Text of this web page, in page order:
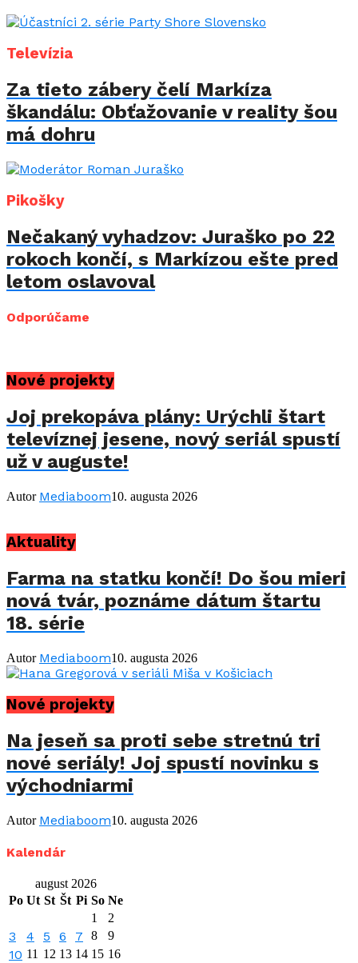
Televízia
Za tieto zábery čelí Markíza
škandálu: Obťažovanie v reality šou
má dohru
Pikošky
Nečakaný vyhadzov: Juraško po 22
rokoch končí, s Markízou ešte pred
letom oslavoval
Odporúčame
Nové projekty
Joj prekopáva plány: Urýchli štart
televíznej jesene, nový seriál spustí
už v auguste!
Autor Mediaboom10. augusta 2026
Aktuality
Farma na statku končí! Do šou mieri
nová tvár, poznáme dátum štartu
18. série
Autor Mediaboom10. augusta 2026
Nové projekty
Na jeseň sa proti sebe stretnú tri
nové seriály! Joj spustí novinku s
východniarmi
Autor Mediaboom10. augusta 2026
Kalendár
august 2026
Po Ut St Št Pi So Ne
1
2
3 4 5 6 7 8 9
10 11 12 13 14 15 16